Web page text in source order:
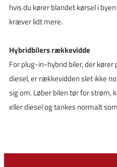
hvis du kører blandet kørsel i
kræver lidt mere.
Hybridbilers rækkevidde
For plug-in-hybrid biler, der
diesel, er rækkevidden slet ikke
sig om. Løber bilen tør for strøm,
eller diesel og tankes normalt